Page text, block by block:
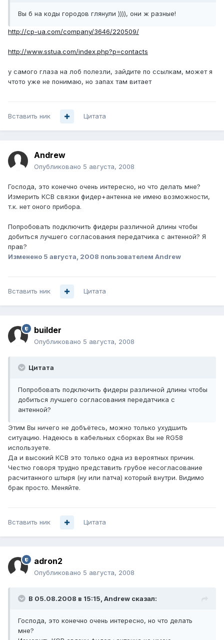
Вы б на коды городов глянули )))), они ж разные!
http://cp-ua.com/company/3646/220509/
http://www.sstua.com/index.php?p=contacts
у самого глаза на лоб полезли, зайдите по ссылкам, может я
чтото уже не понимаю, но запах там витает
Вставить ник Цитата
Andrеw
Опубликовано 5 августа, 2008
Господа, это конечно очень интересно, но что делать мне?
Измерить КСВ связки фидер+антенна не имею возможности,
т.к. нет оного прибора.
Попробовать подключить фидеры различной длины чтобы
добиться лучшего согласования передатчика с антенной? Я
прав?
Изменено 5 августа, 2008 пользователем Andrеw
Вставить ник Цитата
builder
Опубликовано 5 августа, 2008
Цитата
Попробовать подключить фидеры различной длины чтобы
добиться лучшего согласования передатчика с
антенной?
Этим Вы ничего не добъётесь, можно только ухудшить
ситуацию. Надеюсь в кабельных сборках Вы не RG58
используете.
Да и высокий КСВ это только одна из вероятных причин.
Честно говоря трудно представить грубое несогласование
расчитанного штыря (ну или патча) который внутри. Видимо
брак просто. Меняйте.
Вставить ник Цитата
adron2
Опубликовано 5 августа, 2008
В 05.08.2008 в 15:15, Andrеw сказал:
Господа, это конечно очень интересно, но что делать
мне?